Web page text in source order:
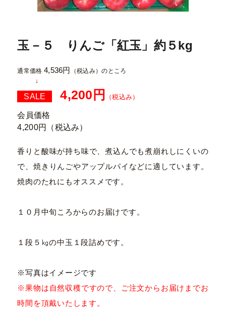
玉－５ りんご「紅玉」約５kg
通常価格 4,536円 （税込み）のところ
SALE 4,200円 （税込み）
会員価格
4,200円
（税込み）
香りと酸味が持ち味で、煮込んでも煮崩れしにくいの
で、焼きりんごやアップルパイなどに適しています。
焼肉のたれにもオススメです。
１０月中旬ころからのお届けです。
１段５㎏の中玉１段詰めです。
※写真はイメージです
※果物は自然収穫ですので、ご注文からお届けまでお
時間を頂戴いたします。